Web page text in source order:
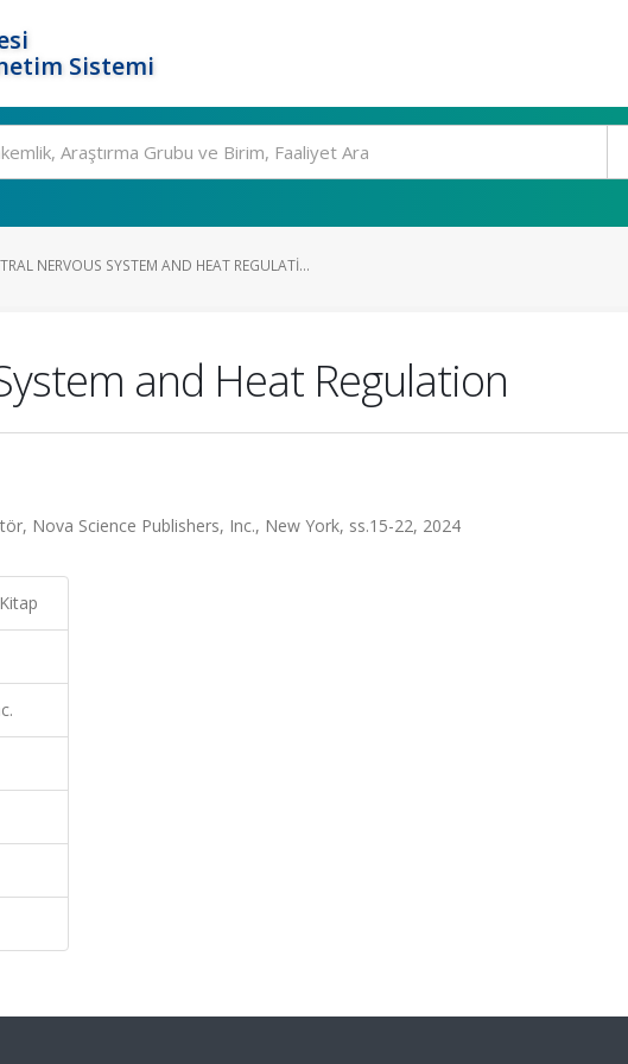
Sistemi
NERVOUS SYSTEM AND HEAT REGULATI...
and Heat Regulation
Nova Science Publishers, Inc., New York, ss.15-22, 2024